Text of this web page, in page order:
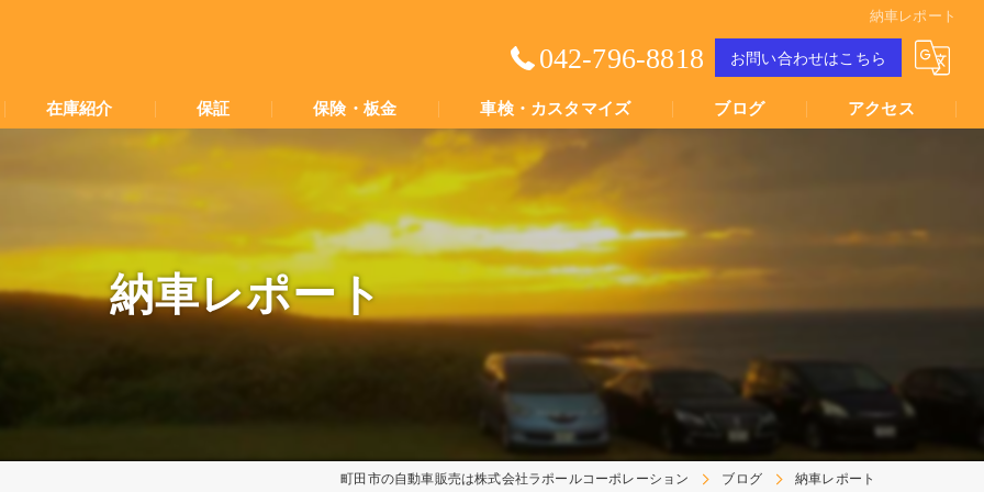
納車レポート
042-796-8818 お問い合わせはこちら
在庫紹介 保証 保険・板金 車検・カスタマイズ ブログ
Youtube動画
アクセス
納車レポート
町田市の自動車販売は株式会社ラポールコーポレーション ブログ 納車レポート